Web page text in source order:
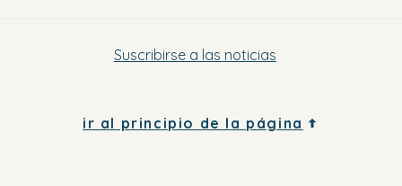
Suscribirse a las noticias
ir al principio de la página